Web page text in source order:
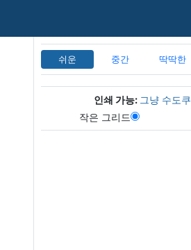
쉬운 중간 딱딱한
인쇄 가능: 그냥 수도쿠
작은 그리드